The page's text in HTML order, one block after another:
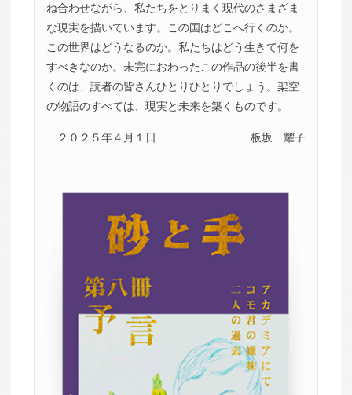
ね合わせながら、私たちをとりまく現代のさまざま
な現実を描いています。この国はどこへ行くのか。
この世界はどうなるのか。私たちはどう生きて何を
すべきなのか。未完におわったこの作品の後半を書
くのは、読者の皆さんひとりひとりでしょう。架空
の物語のすべては、現実と未来を築くものです。
２０２５年４月１日 板坂 耀子